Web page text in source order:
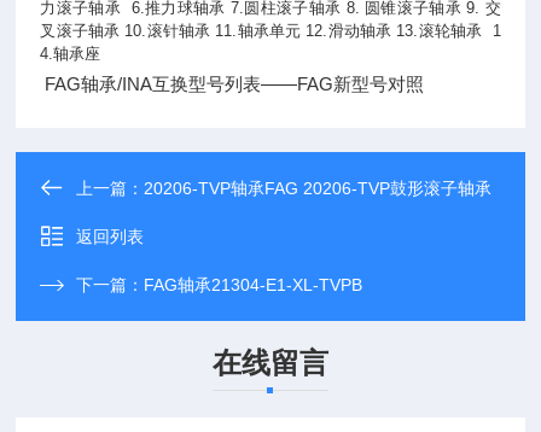
力滚子轴承 6.推力球轴承 7. 圆柱滚子轴承 8. 圆锥滚子轴承9. 交
叉滚子轴承 10.滚针轴承 11.轴承单元 12.滑动轴承 13.滚轮轴承 1
4.轴承座
FAG轴承/INA互换型号列表——FAG新型号对照
上一篇： 20206-TVP轴承FAG 20206-TVP鼓形滚子轴承
返回列表
下一篇： FAG轴承21304-E1-XL-TVPB
在线留言